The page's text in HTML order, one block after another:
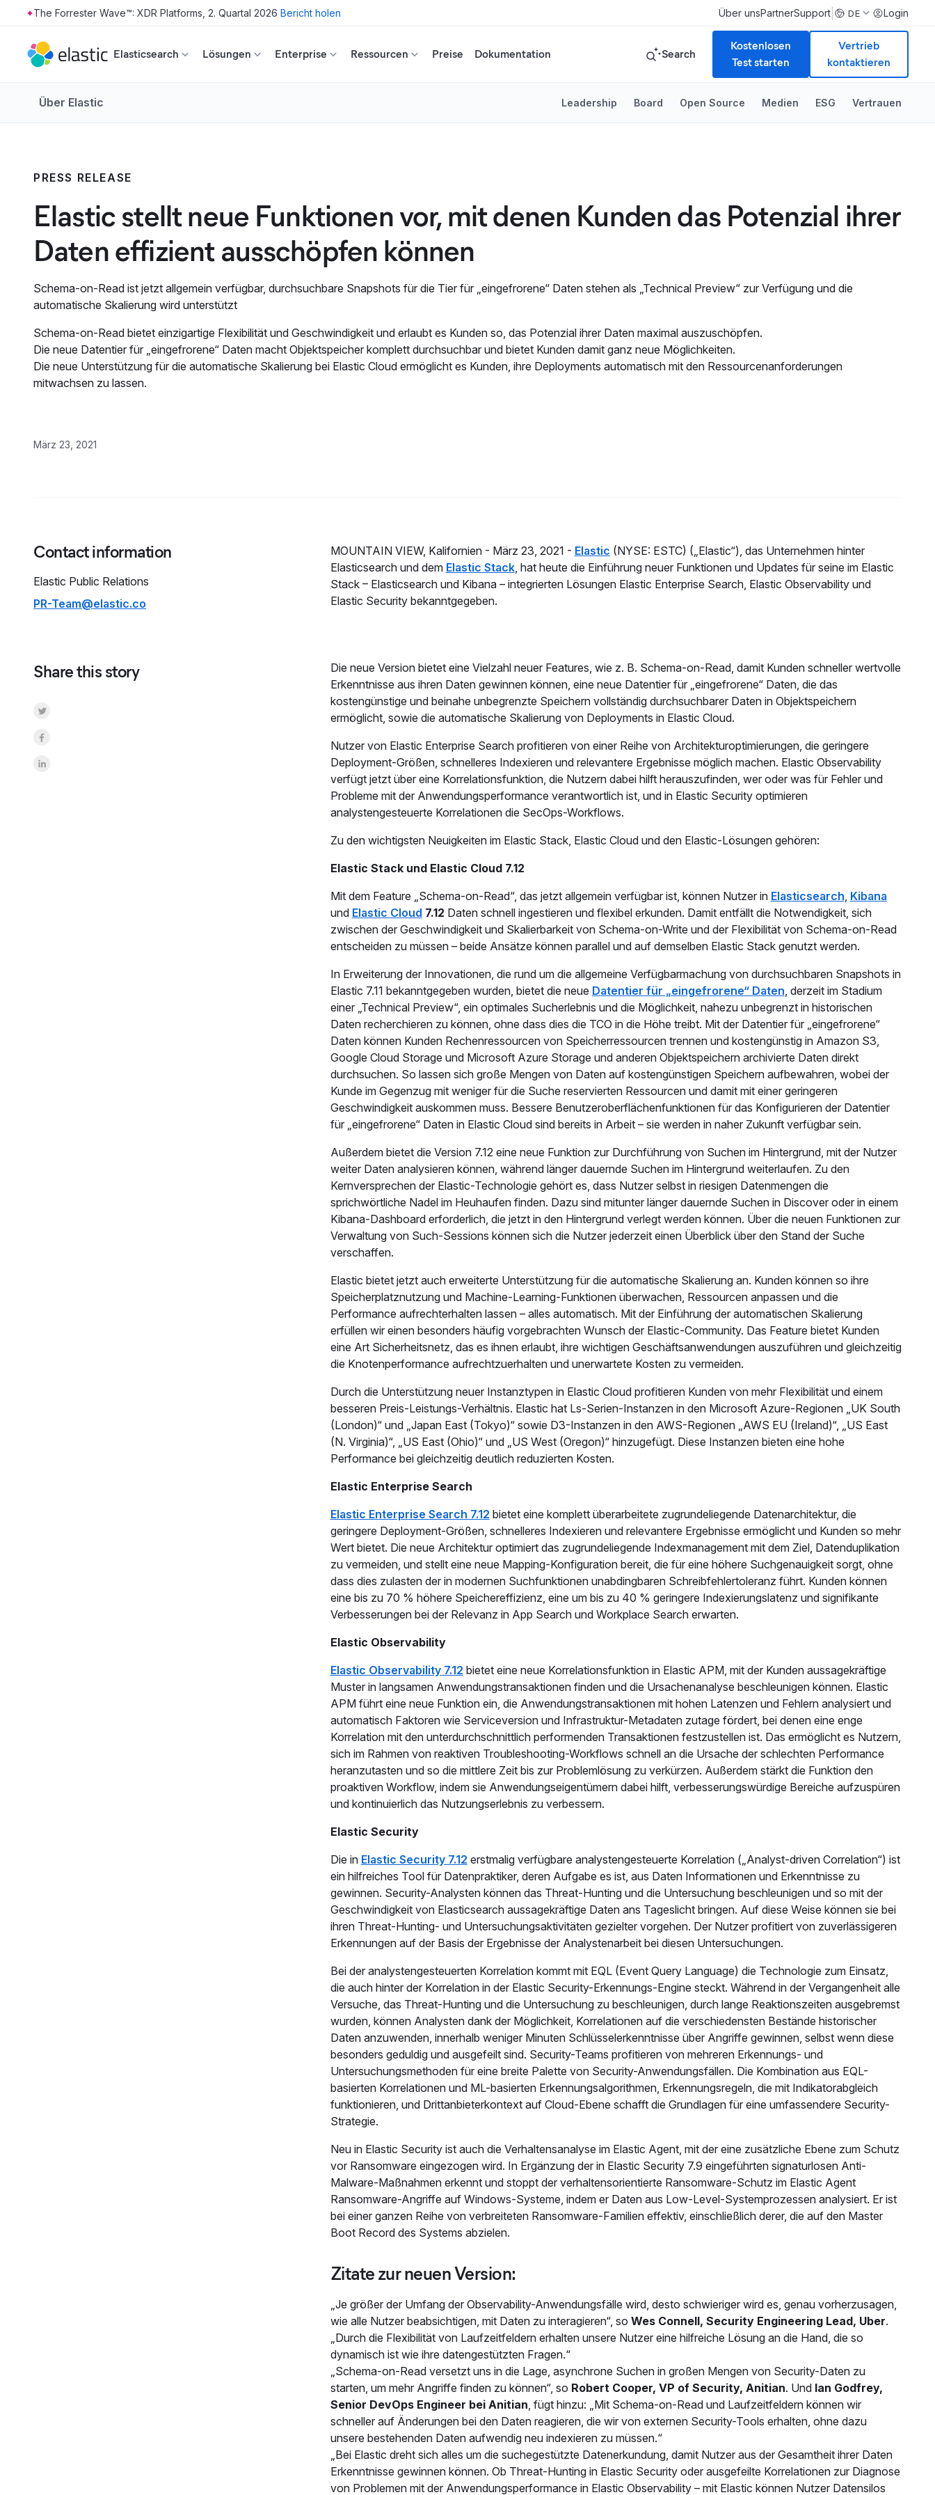
Skip to main content
The Forrester Wave™: XDR Platforms, 2. Quartal 2026 Bericht holen Über unsPartnerSupport DE Login
Elasticsearch Lösungen Enterprise Ressourcen Preise Dokumentation Search
Kostenlosen
Test starten
Vertrieb
kontaktieren
Über Elastic Leadership Board Open Source Medien ESG Vertrauen
PRESS RELEASE
Elastic stellt neue Funktionen vor, mit denen Kunden das Potenzial ihrer
Daten effizient ausschöpfen können
Schema-on-Read ist jetzt allgemein verfügbar, durchsuchbare Snapshots für die Tier für „eingefrorene“ Daten stehen als „Technical Preview“ zur Verfügung und die
automatische Skalierung wird unterstützt
Schema-on-Read bietet einzigartige Flexibilität und Geschwindigkeit und erlaubt es Kunden so, das Potenzial ihrer Daten maximal auszuschöpfen.
Die neue Datentier für „eingefrorene“ Daten macht Objektspeicher komplett durchsuchbar und bietet Kunden damit ganz neue Möglichkeiten.
Die neue Unterstützung für die automatische Skalierung bei Elastic Cloud ermöglicht es Kunden, ihre Deployments automatisch mit den Ressourcenanforderungen
mitwachsen zu lassen.
März 23, 2021
Contact information
Elastic Public Relations
PR-Team@elastic.co
Share this story
Share on Twitter
Share on Facebook
Share on LinkedInr
MOUNTAIN VIEW, Kalifornien - März 23, 2021 - Elastic (NYSE: ESTC) („Elastic“), das Unternehmen hinter
Elasticsearch und dem Elastic Stack, hat heute die Einführung neuer Funktionen und Updates für seine im Elastic
Stack – Elasticsearch und Kibana – integrierten Lösungen Elastic Enterprise Search, Elastic Observability und
Elastic Security bekanntgegeben.
Die neue Version bietet eine Vielzahl neuer Features, wie z. B. Schema-on-Read, damit Kunden schneller wertvolle
Erkenntnisse aus ihren Daten gewinnen können, eine neue Datentier für „eingefrorene“ Daten, die das
kostengünstige und beinahe unbegrenzte Speichern vollständig durchsuchbarer Daten in Objektspeichern
ermöglicht, sowie die automatische Skalierung von Deployments in Elastic Cloud.
Nutzer von Elastic Enterprise Search profitieren von einer Reihe von Architekturoptimierungen, die geringere
Deployment-Größen, schnelleres Indexieren und relevantere Ergebnisse möglich machen. Elastic Observability
verfügt jetzt über eine Korrelationsfunktion, die Nutzern dabei hilft herauszufinden, wer oder was für Fehler und
Probleme mit der Anwendungsperformance verantwortlich ist, und in Elastic Security optimieren
analystengesteuerte Korrelationen die SecOps-Workflows.
Zu den wichtigsten Neuigkeiten im Elastic Stack, Elastic Cloud und den Elastic-Lösungen gehören:
Elastic Stack und Elastic Cloud 7.12
Mit dem Feature „Schema-on-Read“, das jetzt allgemein verfügbar ist, können Nutzer in Elasticsearch, Kibana
und Elastic Cloud 7.12 Daten schnell ingestieren und flexibel erkunden. Damit entfällt die Notwendigkeit, sich
zwischen der Geschwindigkeit und Skalierbarkeit von Schema-on-Write und der Flexibilität von Schema-on-Read
entscheiden zu müssen – beide Ansätze können parallel und auf demselben Elastic Stack genutzt werden.
In Erweiterung der Innovationen, die rund um die allgemeine Verfügbarmachung von durchsuchbaren Snapshots in
Elastic 7.11 bekanntgegeben wurden, bietet die neue Datentier für „eingefrorene“ Daten, derzeit im Stadium
einer „Technical Preview“, ein optimales Sucherlebnis und die Möglichkeit, nahezu unbegrenzt in historischen
Daten recherchieren zu können, ohne dass dies die TCO in die Höhe treibt. Mit der Datentier für „eingefrorene“
Daten können Kunden Rechenressourcen von Speicherressourcen trennen und kostengünstig in Amazon S3,
Google Cloud Storage und Microsoft Azure Storage und anderen Objektspeichern archivierte Daten direkt
durchsuchen. So lassen sich große Mengen von Daten auf kostengünstigen Speichern aufbewahren, wobei der
Kunde im Gegenzug mit weniger für die Suche reservierten Ressourcen und damit mit einer geringeren
Geschwindigkeit auskommen muss. Bessere Benutzeroberflächenfunktionen für das Konfigurieren der Datentier
für „eingefrorene“ Daten in Elastic Cloud sind bereits in Arbeit – sie werden in naher Zukunft verfügbar sein.
Außerdem bietet die Version 7.12 eine neue Funktion zur Durchführung von Suchen im Hintergrund, mit der Nutzer
weiter Daten analysieren können, während länger dauernde Suchen im Hintergrund weiterlaufen. Zu den
Kernversprechen der Elastic-Technologie gehört es, dass Nutzer selbst in riesigen Datenmengen die
sprichwörtliche Nadel im Heuhaufen finden. Dazu sind mitunter länger dauernde Suchen in Discover oder in einem
Kibana-Dashboard erforderlich, die jetzt in den Hintergrund verlegt werden können. Über die neuen Funktionen zur
Verwaltung von Such-Sessions können sich die Nutzer jederzeit einen Überblick über den Stand der Suche
verschaffen.
Elastic bietet jetzt auch erweiterte Unterstützung für die automatische Skalierung an. Kunden können so ihre
Speicherplatznutzung und Machine-Learning-Funktionen überwachen, Ressourcen anpassen und die
Performance aufrechterhalten lassen – alles automatisch. Mit der Einführung der automatischen Skalierung
erfüllen wir einen besonders häufig vorgebrachten Wunsch der Elastic-Community. Das Feature bietet Kunden
eine Art Sicherheitsnetz, das es ihnen erlaubt, ihre wichtigen Geschäftsanwendungen auszuführen und gleichzeitig
die Knotenperformance aufrechtzuerhalten und unerwartete Kosten zu vermeiden.
Durch die Unterstützung neuer Instanztypen in Elastic Cloud profitieren Kunden von mehr Flexibilität und einem
besseren Preis-Leistungs-Verhältnis. Elastic hat Ls-Serien-Instanzen in den Microsoft Azure-Regionen „UK South
(London)“ und „Japan East (Tokyo)“ sowie D3-Instanzen in den AWS-Regionen „AWS EU (Ireland)“, „US East
(N. Virginia)“, „US East (Ohio)“ und „US West (Oregon)“ hinzugefügt. Diese Instanzen bieten eine hohe
Performance bei gleichzeitig deutlich reduzierten Kosten.
Elastic Enterprise Search
Elastic Enterprise Search 7.12 bietet eine komplett überarbeitete zugrundeliegende Datenarchitektur, die
geringere Deployment-Größen, schnelleres Indexieren und relevantere Ergebnisse ermöglicht und Kunden so mehr
Wert bietet. Die neue Architektur optimiert das zugrundeliegende Indexmanagement mit dem Ziel, Datenduplikation
zu vermeiden, und stellt eine neue Mapping-Konfiguration bereit, die für eine höhere Suchgenauigkeit sorgt, ohne
dass dies zulasten der in modernen Suchfunktionen unabdingbaren Schreibfehlertoleranz führt. Kunden können
eine bis zu 70 % höhere Speichereffizienz, eine um bis zu 40 % geringere Indexierungslatenz und signifikante
Verbesserungen bei der Relevanz in App Search und Workplace Search erwarten.
Elastic Observability
Elastic Observability 7.12 bietet eine neue Korrelationsfunktion in Elastic APM, mit der Kunden aussagekräftige
Muster in langsamen Anwendungstransaktionen finden und die Ursachenanalyse beschleunigen können. Elastic
APM führt eine neue Funktion ein, die Anwendungstransaktionen mit hohen Latenzen und Fehlern analysiert und
automatisch Faktoren wie Serviceversion und Infrastruktur-Metadaten zutage fördert, bei denen eine enge
Korrelation mit den unterdurchschnittlich performenden Transaktionen festzustellen ist. Das ermöglicht es Nutzern,
sich im Rahmen von reaktiven Troubleshooting-Workflows schnell an die Ursache der schlechten Performance
heranzutasten und so die mittlere Zeit bis zur Problemlösung zu verkürzen. Außerdem stärkt die Funktion den
proaktiven Workflow, indem sie Anwendungseigentümern dabei hilft, verbesserungswürdige Bereiche aufzuspüren
und kontinuierlich das Nutzungserlebnis zu verbessern.
Elastic Security
Die in Elastic Security 7.12 erstmalig verfügbare analystengesteuerte Korrelation („Analyst-driven Correlation“) ist
ein hilfreiches Tool für Datenpraktiker, deren Aufgabe es ist, aus Daten Informationen und Erkenntnisse zu
gewinnen. Security-Analysten können das Threat-Hunting und die Untersuchung beschleunigen und so mit der
Geschwindigkeit von Elasticsearch aussagekräftige Daten ans Tageslicht bringen. Auf diese Weise können sie bei
ihren Threat-Hunting- und Untersuchungsaktivitäten gezielter vorgehen. Der Nutzer profitiert von zuverlässigeren
Erkennungen auf der Basis der Ergebnisse der Analystenarbeit bei diesen Untersuchungen.
Bei der analystengesteuerten Korrelation kommt mit EQL (Event Query Language) die Technologie zum Einsatz,
die auch hinter der Korrelation in der Elastic Security-Erkennungs-Engine steckt. Während in der Vergangenheit alle
Versuche, das Threat-Hunting und die Untersuchung zu beschleunigen, durch lange Reaktionszeiten ausgebremst
wurden, können Analysten dank der Möglichkeit, Korrelationen auf die verschiedensten Bestände historischer
Daten anzuwenden, innerhalb weniger Minuten Schlüsselerkenntnisse über Angriffe gewinnen, selbst wenn diese
besonders geduldig und ausgefeilt sind. Security-Teams profitieren von mehreren Erkennungs- und
Untersuchungsmethoden für eine breite Palette von Security-Anwendungsfällen. Die Kombination aus EQL-
basierten Korrelationen und ML-basierten Erkennungsalgorithmen, Erkennungsregeln, die mit Indikatorabgleich
funktionieren, und Drittanbieterkontext auf Cloud-Ebene schafft die Grundlagen für eine umfassendere Security-
Strategie.
Neu in Elastic Security ist auch die Verhaltensanalyse im Elastic Agent, mit der eine zusätzliche Ebene zum Schutz
vor Ransomware eingezogen wird. In Ergänzung der in Elastic Security 7.9 eingeführten signaturlosen Anti-
Malware-Maßnahmen erkennt und stoppt der verhaltensorientierte Ransomware-Schutz im Elastic Agent
Ransomware-Angriffe auf Windows-Systeme, indem er Daten aus Low-Level-Systemprozessen analysiert. Er ist
bei einer ganzen Reihe von verbreiteten Ransomware-Familien effektiv, einschließlich derer, die auf den Master
Boot Record des Systems abzielen.
Zitate zur neuen Version:
„Je größer der Umfang der Observability-Anwendungsfälle wird, desto schwieriger wird es, genau vorherzusagen,
wie alle Nutzer beabsichtigen, mit Daten zu interagieren“, so Wes Connell, Security Engineering Lead, Uber.
„Durch die Flexibilität von Laufzeitfeldern erhalten unsere Nutzer eine hilfreiche Lösung an die Hand, die so
dynamisch ist wie ihre datengestützten Fragen.“
„Schema-on-Read versetzt uns in die Lage, asynchrone Suchen in großen Mengen von Security-Daten zu
starten, um mehr Angriffe finden zu können“, so Robert Cooper, VP of Security, Anitian. Und Ian Godfrey,
Senior DevOps Engineer bei Anitian, fügt hinzu: „Mit Schema-on-Read und Laufzeitfeldern können wir
schneller auf Änderungen bei den Daten reagieren, die wir von externen Security-Tools erhalten, ohne dazu
unsere bestehenden Daten aufwendig neu indexieren zu müssen.“
„Bei Elastic dreht sich alles um die suchegestützte Datenerkundung, damit Nutzer aus der Gesamtheit ihrer Daten
Erkenntnisse gewinnen können. Ob Threat-Hunting in Elastic Security oder ausgefeilte Korrelationen zur Diagnose
von Problemen mit der Anwendungsperformance in Elastic Observability – mit Elastic können Nutzer Datensilos